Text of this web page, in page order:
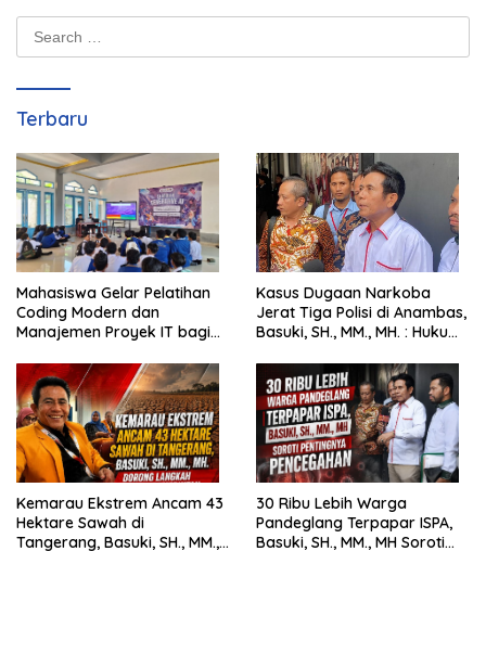
Search
for:
Terbaru
Mahasiswa Gelar Pelatihan
Coding Modern dan
Manajemen Proyek IT bagi
Kasus Dugaan Narkoba
Jerat Tiga Polisi di Anambas,
Basuki, SH., MM., MH. : Hukum
Kemarau Ekstrem Ancam 43
Hektare Sawah di
Tangerang, Basuki, SH., MM.,
30 Ribu Lebih Warga
Pandeglang Terpapar ISPA,
Basuki, SH., MM., MH Soroti